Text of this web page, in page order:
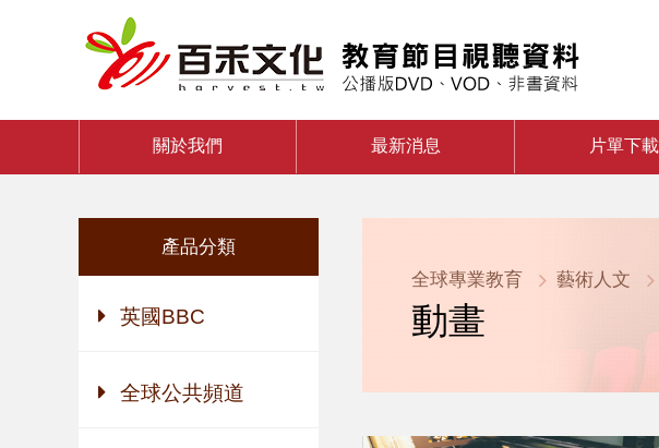
關於我們 最新消息 片單下載
產品分類
英國BBC
全球公共頻道
全球專業教育 藝術人文
動畫